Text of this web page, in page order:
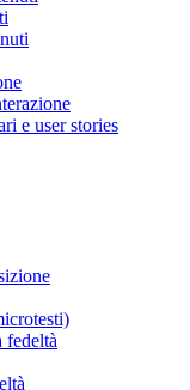
e user stories
fedeltà